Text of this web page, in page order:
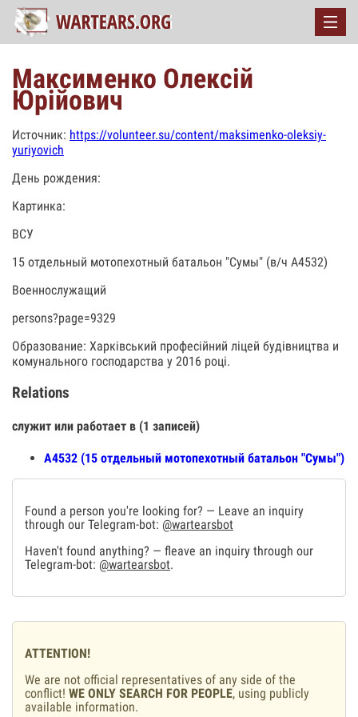
Максименко Олексій
Юрійович
Источник: https://volunteer.su/content/maksimenko-oleksiy-
yuriyovich
День рождения:
Картинка:
ВСУ
15 отдельный мотопехотный батальон "Сумы" (в/ч А4532)
Военнослужащий
persons?page=9329
Образование: Харківський професійний ліцей будівництва и
комунального господарства у 2016 році.
Relations
служит или работает в (1 записей)
А4532 (15 отдельный мотопехотный батальон "Сумы")
Found a person you're looking for? — Leave an inquiry
through our Telegram-bot: @wartearsbot
Haven't found anything? — fleave an inquiry through our
Telegram-bot: @wartearsbot.
ATTENTION!
We are not official representatives of any side of the
conflict! WE ONLY SEARCH FOR PEOPLE, using publicly
available information.